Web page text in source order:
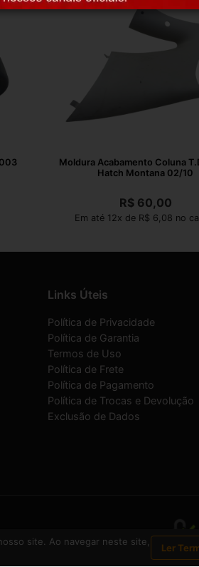
Moldura Acabamento Coluna
Hatch Montana 02/10
R$60,00
Em até 12x de R$ 6,08 no
Links Úteis
Política de Privacidade
Política de Garantia
Termos de Uso
Política de Frete
Política de Pagamento
Política de Trocas e Devolução
Exclusão de Dados
site. Ao navegar neste site,
Ler